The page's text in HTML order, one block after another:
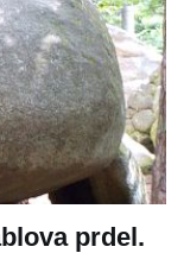
prdel.